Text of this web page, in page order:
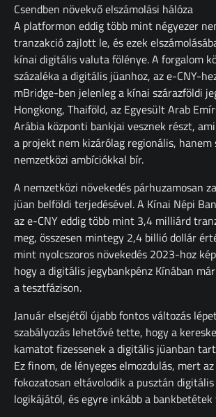
Csendben növekvő elszámolási hálóza
A platformon eddig több mint négyezer
tranzakció zajlott le, és ezek
kínai digitális valuta fölénye. A forgalom
százaléka a digitális jüanhoz, az e-CNY-
mBridge-ben jelenleg a kínai szárazföldi
Hongkong, Thaiföld, az Egyesült Arab
Arábia központi bankjai vesznek részt,
a projekt nem kizárólag regionális, hanem
nemzetközi ambíciókkal bír.
A nemzetközi növekedés párhuzamosan
jüan belföldi terjedésével. A Kínai Népi
az e-CNY eddig több mint 3,4 milliárd
meg, összesen mintegy 2,4 billió dollár
mint nyolcszoros növekedés 2023-hoz
hogy a digitális jegybankpénz Kínában
a tesztfázison.
Január elsejétől újabb fontos változás
szabályozás lehetővé tette, hogy a
kamatot fizessenek a digitális jüanban
Ez finom, de lényeges elmozdulás, mert
fokozatosan eltávolodik a pusztán digitális
logikájától, és egyre inkább a